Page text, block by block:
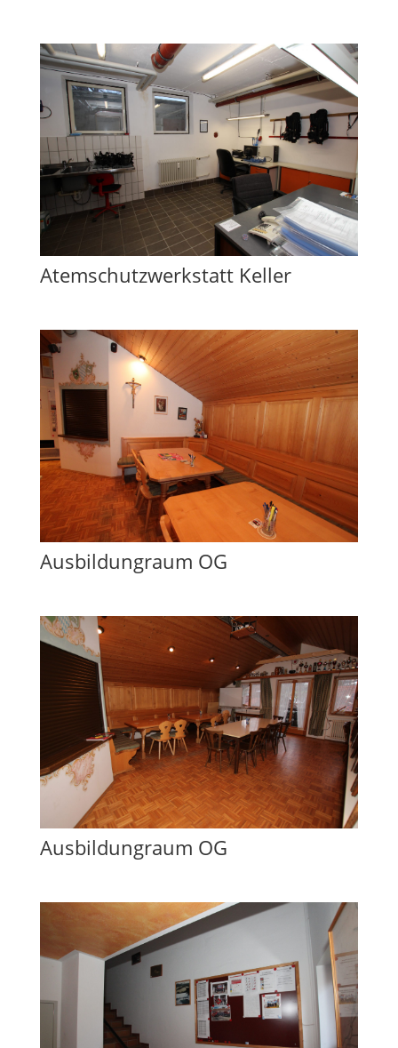
Atemschutzwerkstatt Keller
Ausbildungraum OG
Ausbildungraum OG